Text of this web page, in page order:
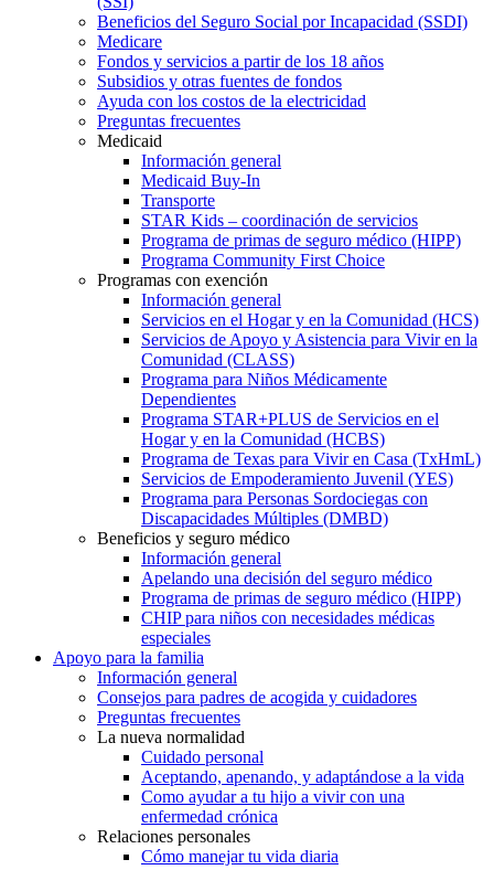
Beneficios del Seguro Social por Incapacidad (SSDI)
Medicare
Fondos y servicios a partir de los 18 años
Subsidios y otras fuentes de fondos
Ayuda con los costos de la electricidad
Preguntas frecuentes
Medicaid
Información general
Medicaid Buy-In
Transporte
STAR Kids – coordinación de servicios
Programa de primas de seguro médico (HIPP)
Programa Community First Choice
Programas con exención
Información general
Servicios en el Hogar y en la Comunidad (HCS)
Servicios de Apoyo y Asistencia para Vivir en la
Comunidad (CLASS)
Programa para Niños Médicamente
Dependientes
Programa STAR+PLUS de Servicios en el
Hogar y en la Comunidad (HCBS)
Programa de Texas para Vivir en Casa (TxHmL)
Servicios de Empoderamiento Juvenil (YES)
Programa para Personas Sordociegas con
Discapacidades Múltiples (DMBD)
Beneficios y seguro médico
Información general
Apelando una decisión del seguro médico
Programa de primas de seguro médico (HIPP)
CHIP para niños con necesidades médicas
especiales
Apoyo para la familia
Información general
Consejos para padres de acogida y cuidadores
Preguntas frecuentes
La nueva normalidad
Cuidado personal
Aceptando, apenando, y adaptándose a la vida
Como ayudar a tu hijo a vivir con una
enfermedad crónica
Relaciones personales
Cómo manejar tu vida diaria